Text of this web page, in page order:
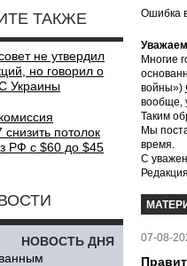
ТАКЖЕ
не утвердил
но говорил о
Украины
потолок
РФ с $60 до $45
НОВОСТЬ ДНЯ
Ошибка
Многие
войны»)
вообще,
Таким
Мы
время.
С
Редакция
07-08-